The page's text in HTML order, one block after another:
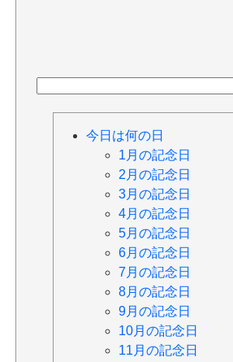
今日は何の日
1月の記念日
2月の記念日
3月の記念日
4月の記念日
5月の記念日
6月の記念日
7月の記念日
8月の記念日
9月の記念日
10月の記念日
11月の記念日